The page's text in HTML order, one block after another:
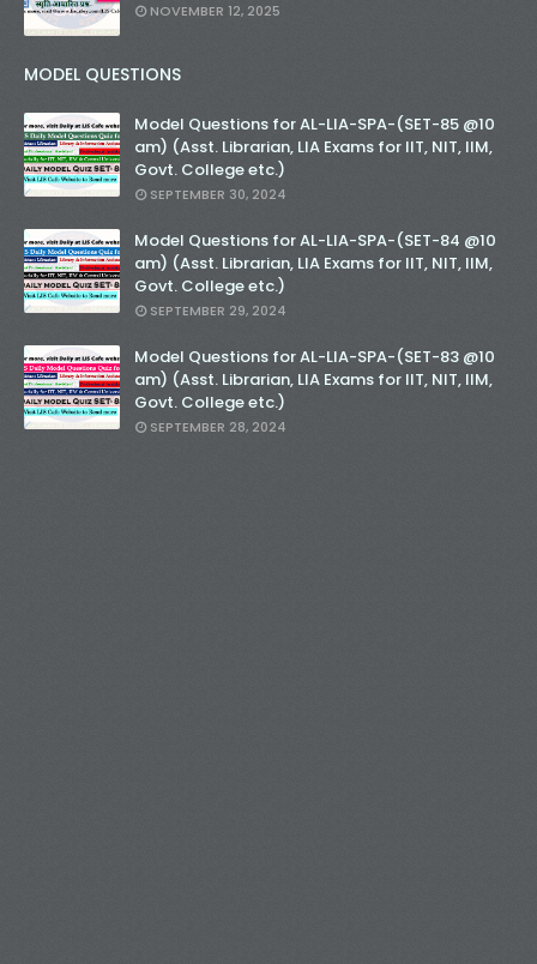
NOVEMBER 12, 2025
MODEL QUESTIONS
Model Questions for AL-LIA-SPA-(SET-85 @10
am) (Asst. Librarian, LIA Exams for IIT, NIT, IIM,
Govt. College etc.)
SEPTEMBER 30, 2024
Model Questions for AL-LIA-SPA-(SET-84 @10
am) (Asst. Librarian, LIA Exams for IIT, NIT, IIM,
Govt. College etc.)
SEPTEMBER 29, 2024
Model Questions for AL-LIA-SPA-(SET-83 @10
am) (Asst. Librarian, LIA Exams for IIT, NIT, IIM,
Govt. College etc.)
SEPTEMBER 28, 2024